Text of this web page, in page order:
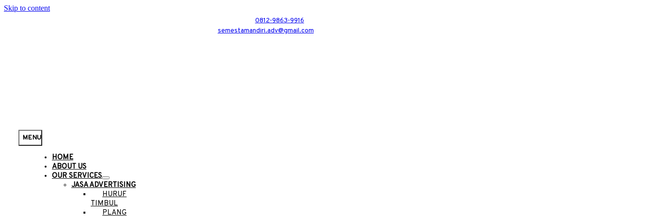
Skip to content
0812-9863-9916
semestamandiri.adv@gmail.com
MENU
HOME
ABOUT US
OUR SERVICES
JASA ADVERTISING
HURUF
TIMBUL
PLANG